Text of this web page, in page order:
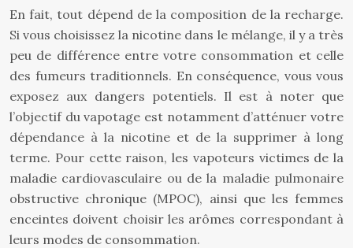
En fait, tout dépend de la composition de la recharge.
Si vous choisissez la nicotine dans le mélange, il y a très
peu de différence entre votre consommation et celle
des fumeurs traditionnels. En conséquence, vous vous
exposez aux dangers potentiels. Il est à noter que
l’objectif du vapotage est notamment d’atténuer votre
dépendance à la nicotine et de la supprimer à long
terme. Pour cette raison, les vapoteurs victimes de la
maladie cardiovasculaire ou de la maladie pulmonaire
obstructive chronique (MPOC), ainsi que les femmes
enceintes doivent choisir les arômes correspondant à
leurs modes de consommation.